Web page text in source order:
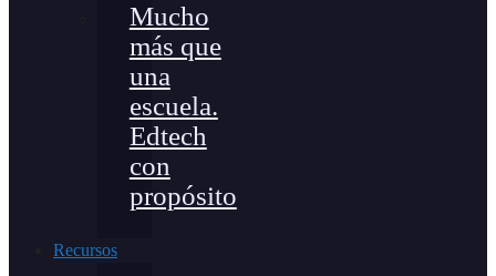
Mucho
más que
una
escuela.
Edtech
con
propósito
Recursos